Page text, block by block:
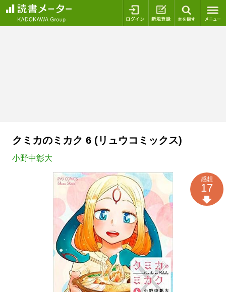
ログイン 新規登録
クミカのミカク 6 (リュウコミックス)
小野中彰大
感想
17